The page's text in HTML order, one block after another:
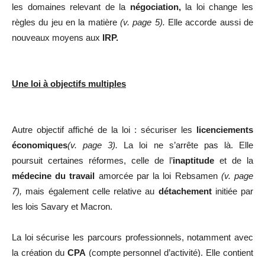
les domaines relevant de la négociation,la loi change les
règles du jeu en la matière (v. page 5). Elle accorde aussi de
nouveaux moyens aux IRP.
Une loi à objectifs multiples
Autre objectif affiché de la loi : sécuriser les licenciements
économiques(v. page 3). La loi ne s’arrête pas là. Elle
poursuit certaines réformes, celle de l’inaptitude et de la
médecine du travail amorcée par la loi Rebsamen (v. page
7), mais également celle relative au détachementinitiée par
les lois Savary et Macron.
La loi sécurise les parcours professionnels, notamment avec
la création du CPA (compte personnel d’activité). Elle contient